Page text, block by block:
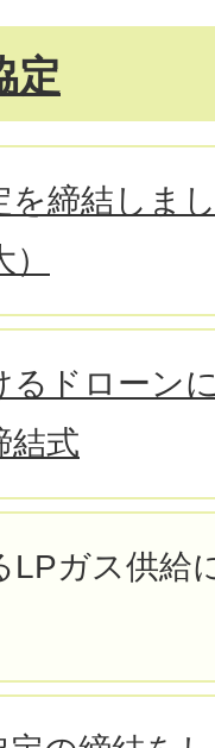
定
を締結しま
るドローン
結式
LPガス供給